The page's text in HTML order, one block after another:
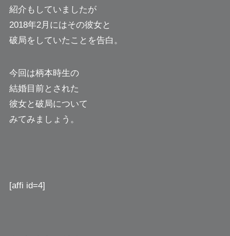
紹介もしていましたが
2018年2月にはその彼女と
破局をしていたことを告白。
今回は柄本時生の
結婚目前とされた
彼女と破局について
みてみましょう。
[affi id=4]